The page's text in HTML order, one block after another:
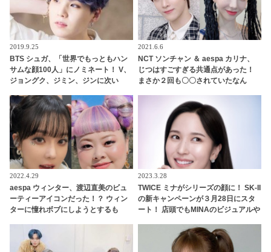
2019.9.25
BTS シュガ、「世界でもっともハン
サムな顔100人」にノミネート！ V、
ジョングク、ジミン、ジンに次い
2021.6.6
NCT ソンチャン ＆ aespa カリナ、
じつはすごすぎる共通点があった！
まさか２回も〇〇されていたなん
その驚きの経験とは？
2022.4.29
aespa ウィンター、渡辺直美のビュ
ーティーアイコンだった！？ ウィン
ターに憧れボブにしようとするも
ブはウィンターのかわいさだからこ
そ成立していたことを渡辺直美が写
2023.3.28
TWICE ミナがシリーズの顔に！ SK-II
の新キャンペーンが３月28日にスタ
ート！ 店頭でもMINAのビジュアルや